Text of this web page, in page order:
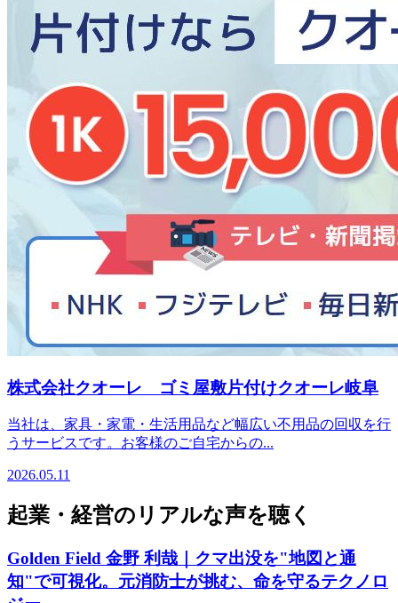
株式会社クオーレ ゴミ屋敷片付けクオーレ岐阜
当社は、家具・家電・生活用品など幅広い不用品の回収を行
うサービスです。お客様のご自宅からの...
2026.05.11
起業・経営のリアルな声を聴く
Golden Field 金野 利哉｜クマ出没を"地図と通
知"で可視化。元消防士が挑む、命を守るテクノロ